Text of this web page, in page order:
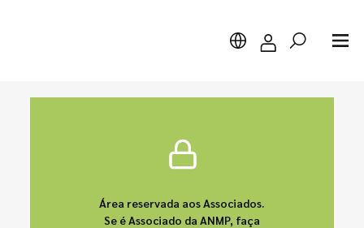
Área reservada aos Associados.
Se é Associado da ANMP, faça